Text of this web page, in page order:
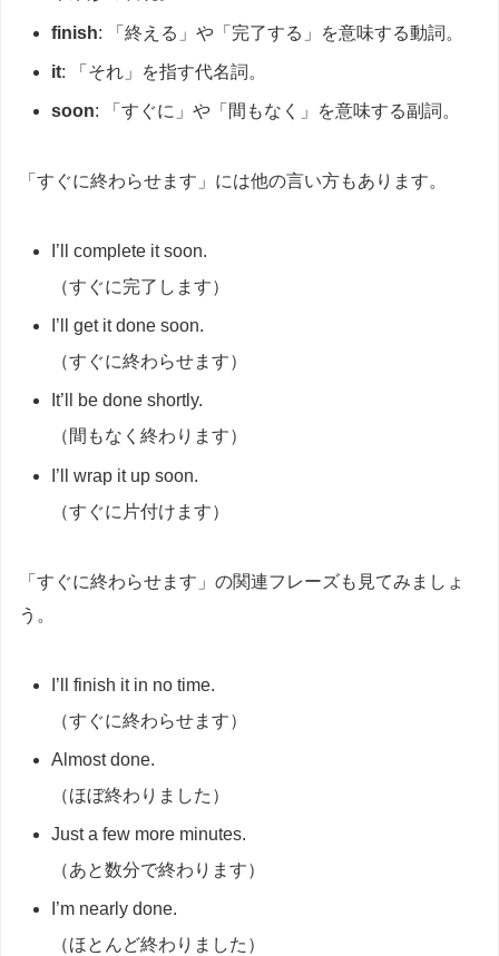
finish: 「終える」や「完了する」を意味する動詞。
it: 「それ」を指す代名詞。
soon: 「すぐに」や「間もなく」を意味する副詞。
「すぐに終わらせます」には他の言い方もあります。
I’ll complete it soon.
（すぐに完了します）
I’ll get it done soon.
（すぐに終わらせます）
It’ll be done shortly.
（間もなく終わります）
I’ll wrap it up soon.
（すぐに片付けます）
「すぐに終わらせます」の関連フレーズも見てみましょ
う。
I’ll finish it in no time.
（すぐに終わらせます）
Almost done.
（ほぼ終わりました）
Just a few more minutes.
（あと数分で終わります）
I’m nearly done.
（ほとんど終わりました）